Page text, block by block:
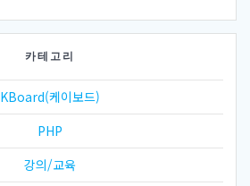
카테고리
KBoard(케이보드)
PHP
강의/교육